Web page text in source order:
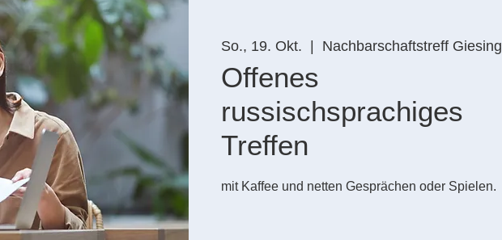
So., 19. Okt. Nachbarschaftstreff Giesing
Offenes
russischsprachiges
Treffen
mit Kaffee und netten Gesprächen oder Spielen.